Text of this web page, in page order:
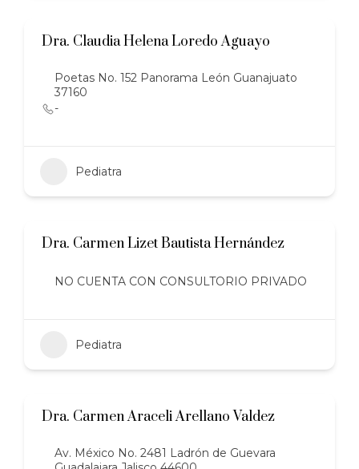
Dra. Claudia Helena Loredo Aguayo
Poetas No. 152 Panorama León Guanajuato
37160
-
Pediatra
Dra. Carmen Lizet Bautista Hernández
NO CUENTA CON CONSULTORIO PRIVADO
Pediatra
Dra. Carmen Araceli Arellano Valdez
Av. México No. 2481 Ladrón de Guevara